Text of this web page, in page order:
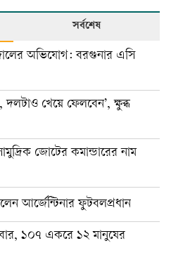
সর্বশেষ
জালের অভিযোগ: বরগুনার এসি
খেয়ে ফেলবেন’, ক্ষুব্ধ
জোটের কমান্ডারের নাম
আর্জেন্টিনার ফুটবলপ্রধান
১০৭ একরে ১২ মানুষের